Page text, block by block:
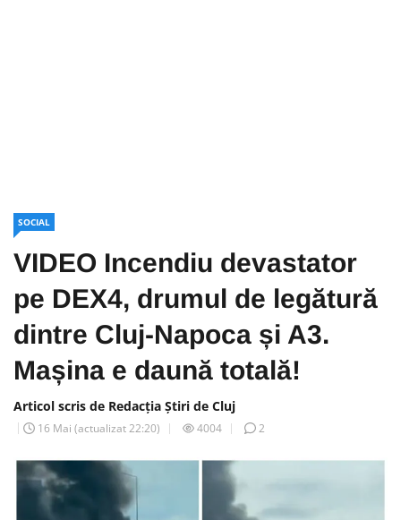
SOCIAL
VIDEO Incendiu devastator
pe DEX4, drumul de legătură
dintre Cluj-Napoca și A3.
Mașina e daună totală!
Articol scris de Redacția Știri de Cluj
16 Mai (actualizat22:20) 4004 2